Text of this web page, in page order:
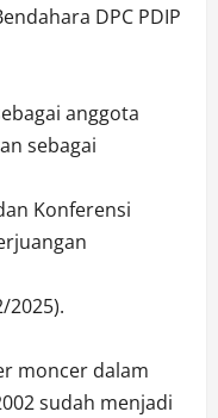
DPC PDIP
anggota
sebagai
Konferensi
2025).
moncer dalam
sudah menjadi